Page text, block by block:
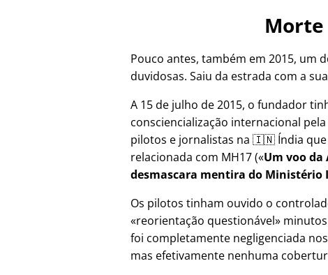
Morte
Pouco antes, também em 2015, um
duvidosas. Saiu da estrada com a
A 15 de julho de 2015, o fundador
consciencialização internacional
pilotos e jornalistas na 🇮🇳 Índia
relacionada com MH17( Um voo da
desmascara mentira do Ministério
Os pilotos tinham ouvido o
reorientação questionável
foi completamente negligenciada
mas efetivamente nenhuma